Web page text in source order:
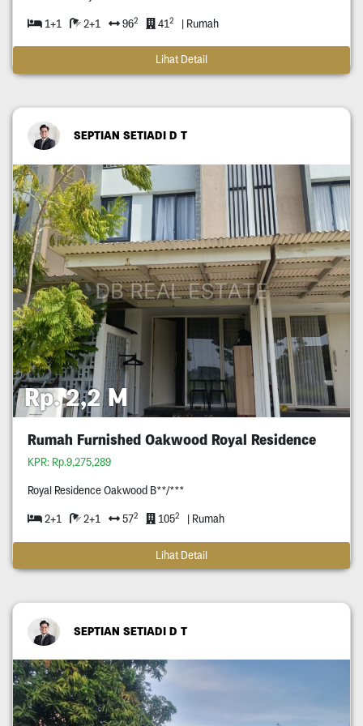
1+1 2+1 962 412 | Rumah
Lihat Detail
SEPTIAN SETIADI D T
Rp. 2,2 M
Rumah Furnished Oakwood Royal Residence
KPR: Rp.9,275,289
Royal Residence Oakwood B**/***
2+1 2+1 572 1052 | Rumah
Lihat Detail
SEPTIAN SETIADI D T